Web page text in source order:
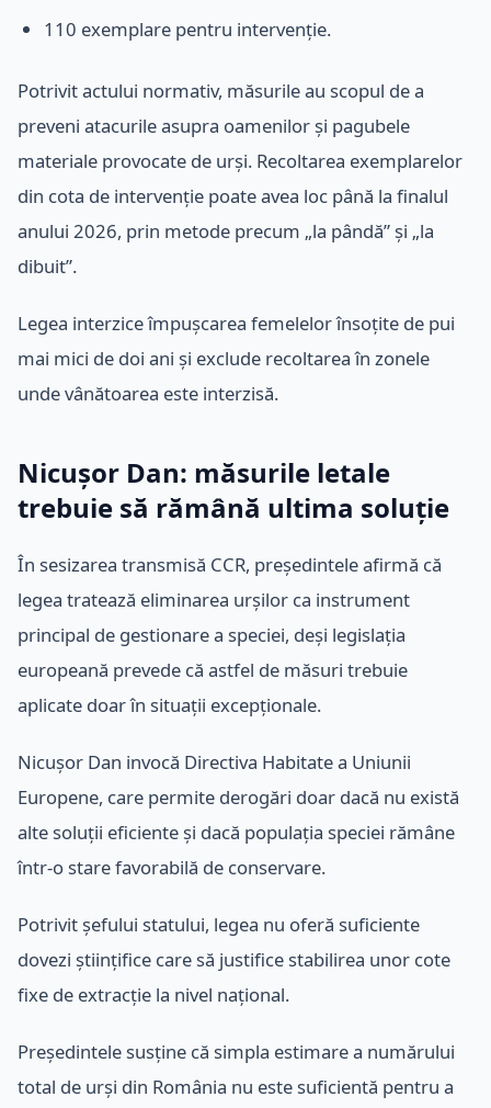
110 exemplare pentru intervenție.
Potrivit actului normativ, măsurile au scopul de a
preveni atacurile asupra oamenilor și pagubele
materiale provocate de urși. Recoltarea exemplarelor
din cota de intervenție poate avea loc până la finalul
anului 2026, prin metode precum „la pândă” și „la
dibuit”.
Legea interzice împușcarea femelelor însoțite de pui
mai mici de doi ani și exclude recoltarea în zonele
unde vânătoarea este interzisă.
Nicușor Dan: măsurile letale
trebuie să rămână ultima soluție
În sesizarea transmisă CCR, președintele afirmă că
legea tratează eliminarea urșilor ca instrument
principal de gestionare a speciei, deși legislația
europeană prevede că astfel de măsuri trebuie
aplicate doar în situații excepționale.
Nicușor Dan invocă Directiva Habitate a Uniunii
Europene, care permite derogări doar dacă nu există
alte soluții eficiente și dacă populația speciei rămâne
într-o stare favorabilă de conservare.
Potrivit șefului statului, legea nu oferă suficiente
dovezi științifice care să justifice stabilirea unor cote
fixe de extracție la nivel național.
Președintele susține că simpla estimare a numărului
total de urși din România nu este suficientă pentru a